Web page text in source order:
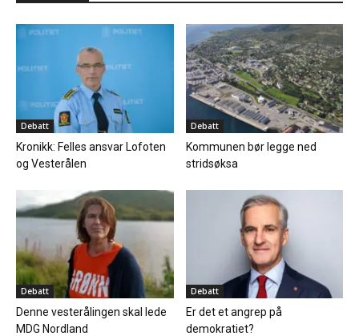
Debatt
Kronikk: Felles ansvar Lofoten
og Vesterålen
Debatt
Kommunen bør legge ned
stridsøksa
Debatt
Denne vesterålingen skal lede
MDG Nordland
Debatt
Er det et angrep på
demokratiet?